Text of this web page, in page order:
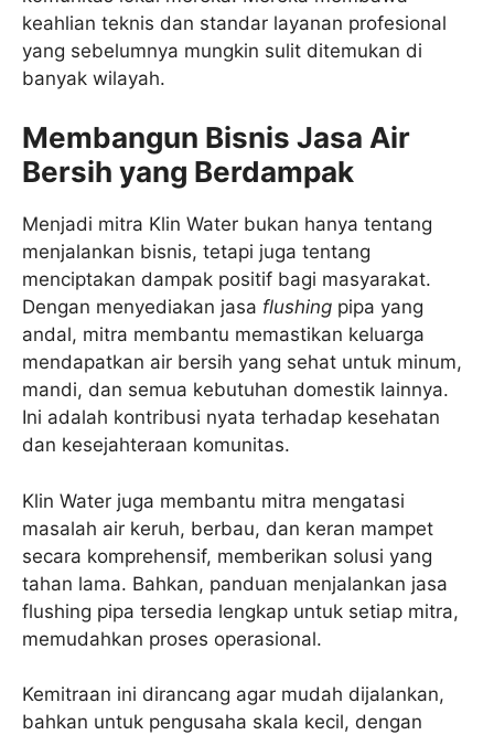
keahlian teknis dan standar layanan profesional
yang sebelumnya mungkin sulit ditemukan di
banyak wilayah.
Membangun Bisnis Jasa Air
Bersih yang Berdampak
Menjadi mitra Klin Water bukan hanya tentang
menjalankan bisnis, tetapi juga tentang
menciptakan dampak positif bagi masyarakat.
Dengan menyediakan jasa flushing pipa yang
andal, mitra membantu memastikan keluarga
mendapatkan air bersih yang sehat untuk minum,
mandi, dan semua kebutuhan domestik lainnya.
Ini adalah kontribusi nyata terhadap kesehatan
dan kesejahteraan komunitas.
Klin Water juga membantu mitra mengatasi
masalah air keruh, berbau, dan keran mampet
secara komprehensif, memberikan solusi yang
tahan lama. Bahkan, panduan menjalankan jasa
flushing pipa tersedia lengkap untuk setiap mitra,
memudahkan proses operasional.
Kemitraan ini dirancang agar mudah dijalankan,
bahkan untuk pengusaha skala kecil, dengan